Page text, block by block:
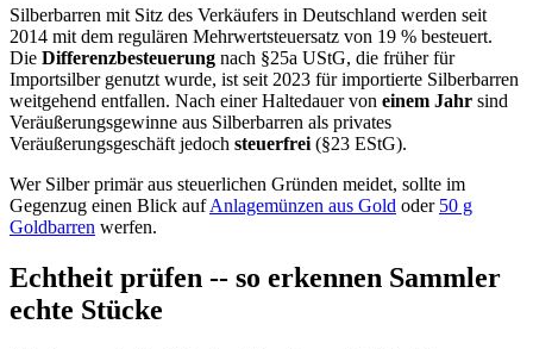
Silberbarren mit Sitz des Verkäufers in Deutschland werden seit
2014 mit dem regulären Mehrwertsteuersatz von 19 % besteuert.
Die Differenzbesteuerung nach §25a UStG, die früher für
Importsilber genutzt wurde, ist seit 2023 für importierte Silberbarren
weitgehend entfallen. Nach einer Haltedauer von einem Jahr sind
Veräußerungsgewinne aus Silberbarren als privates
Veräußerungsgeschäft jedoch steuerfrei (§23 EStG).
Wer Silber primär aus steuerlichen Gründen meidet, sollte im
Gegenzug einen Blick aufAnlagemünzen aus Gold oder 50 g
Goldbarren werfen.
Echtheit prüfen -- so erkennen Sammler
echte Stücke